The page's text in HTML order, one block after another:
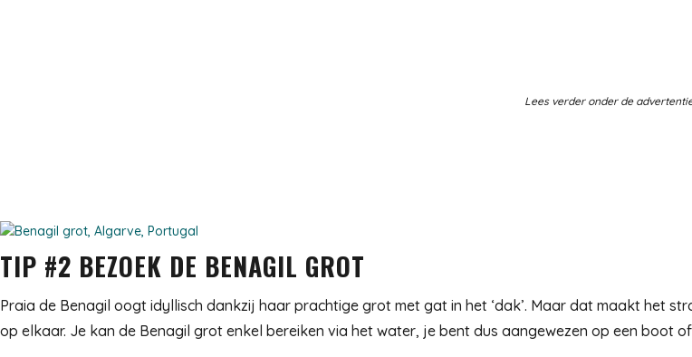
Lees verder onder de
TIP #2 BEZOEK DE BENAGIL GROT
Praia de Benagil oogt idyllisch dankzij haar prachtige grot met gat in het ‘dak’. Maar dat maakt het
op elkaar. Je kan de Benagil grot enkel bereiken via het water, je bent dus aangewezen op een boot